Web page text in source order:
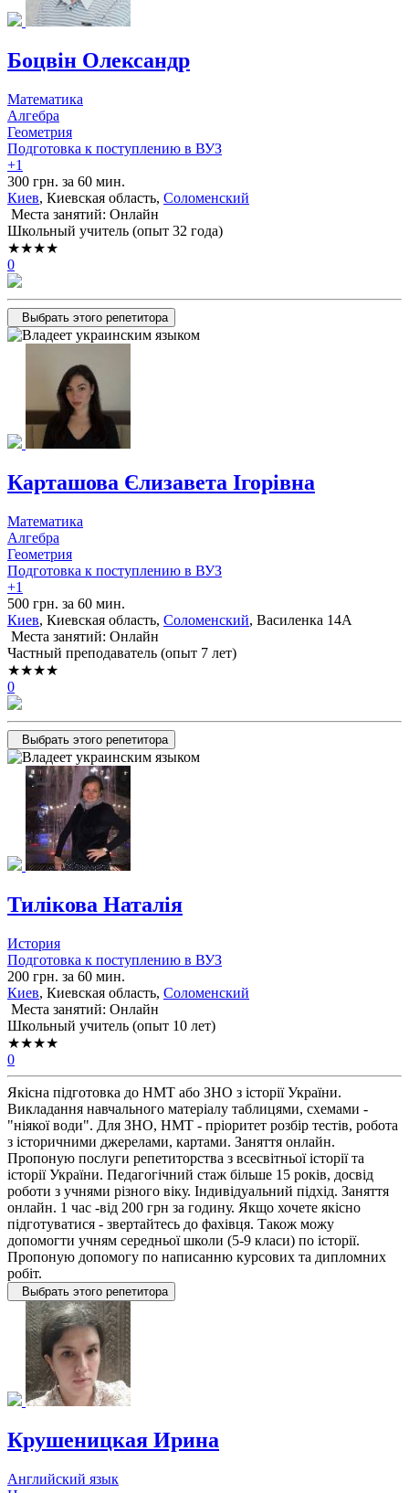
Боцвін Олександр
Математика
Алгебра
Геометрия
Подготовка к поступлению в ВУЗ
+1
300 грн. за 60 мин.
Киев, Киевская область, Соломенский
Места занятий: Онлайн
Школьный учитель (опыт 32 года)
★★★★
0
Выбрать этого репетитора
Карташова Єлизавета Ігорівна
Математика
Алгебра
Геометрия
Подготовка к поступлению в ВУЗ
+1
500 грн. за 60 мин.
Киев, Киевская область, Соломенский, Василенка 14А
Места занятий: Онлайн
Частный преподаватель (опыт 7 лет)
★★★★
0
Выбрать этого репетитора
Тилікова Наталія
История
Подготовка к поступлению в ВУЗ
200 грн. за 60 мин.
Киев, Киевская область, Соломенский
Места занятий: Онлайн
Школьный учитель (опыт 10 лет)
★★★★
0
Якісна підготовка до НМТ або ЗНО з історії України.
Викладання навчального матеріалу таблицями, схемами -
"ніякої води". Для ЗНО, НМТ - пріоритет розбір тестів, робота
з історичними джерелами, картами. Заняття онлайн.
Пропоную послуги репетиторства з всесвітньої історії та
історії України. Педагогічний стаж більше 15 років, досвід
роботи з учнями різного віку. Індивідуальний підхід. Заняття
онлайн. 1 час -від 200 грн за годину. Якщо хочете якісно
підготуватися - звертайтесь до фахівця. Також можу
допомогти учням середньої школи (5-9 класи) по історії.
Пропоную допомогу по написанню курсових та дипломних
робіт.
Выбрать этого репетитора
Крушеницкая Ирина
Английский язык